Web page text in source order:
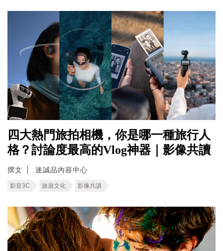
四大熱門旅拍相機，你是哪一種旅行人
格？討論度最高的Vlog神器｜影像共讀
撰文 迷誠品內容中心
影音3C 旅遊文化 影像共讀